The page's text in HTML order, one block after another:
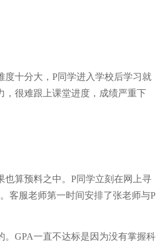
十分大，P同学进入学校后学习就
，很难跟上课堂进度，成绩严重下
算预料之中。P同学立刻在网上寻
客服老师第一时间安排了张老师与P
GPA一直不达标是因为没有掌握科